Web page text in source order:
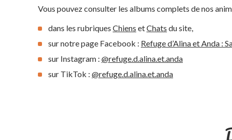
Vous pouvez consulter les albums complets de nos
dans les rubriques Chiens etChats du site,
sur notre page Facebook : Refuge d’Alina et Anda :
sur Instagram : @refuge.d.alina.et.anda
sur TikTok : @refuge.d.alina.et.anda